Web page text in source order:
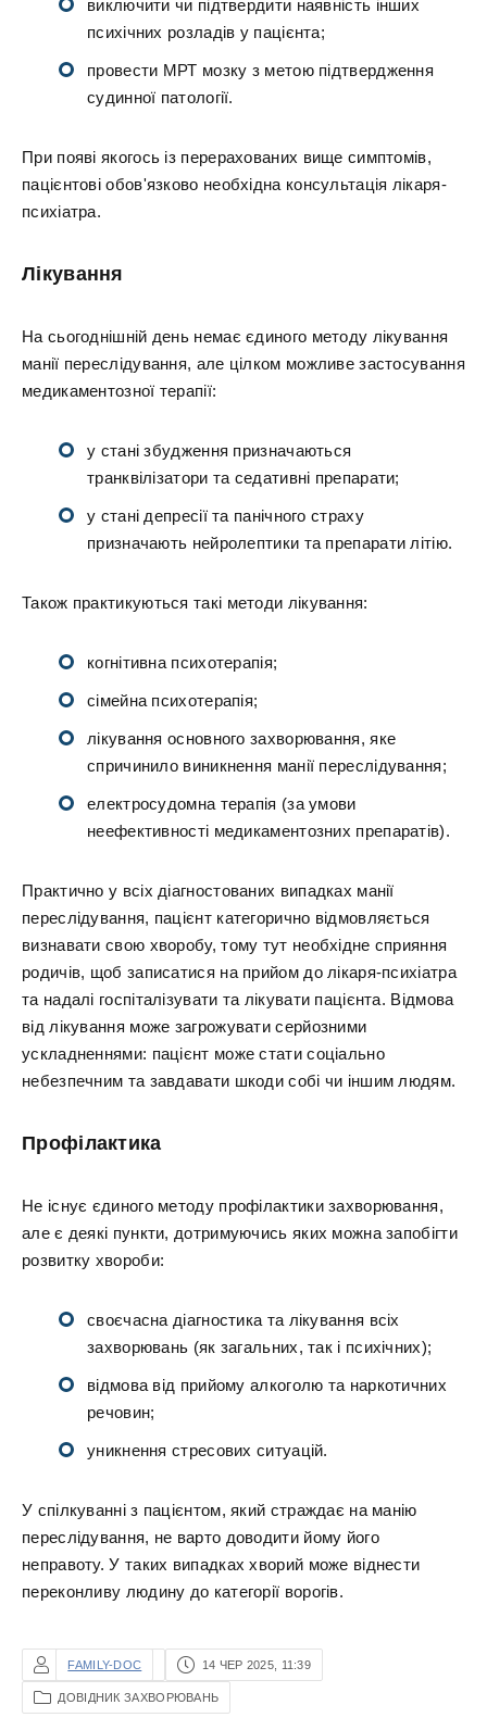
виключити чи підтвердити наявність інших
психічних розладів у пацієнта;
провести МРТ мозку з метою підтвердження
судинної патології.
При появі якогось із перерахованих вище симптомів,
пацієнтові обов'язково необхідна консультація лікаря-
психіатра.
Лікування
На сьогоднішній день немає єдиного методу лікування
манії переслідування, але цілком можливе застосування
медикаментозної терапії:
у стані збудження призначаються
транквілізатори та седативні препарати;
у стані депресії та панічного страху
призначають нейролептики та препарати літію.
Також практикуються такі методи лікування:
когнітивна психотерапія;
сімейна психотерапія;
лікування основного захворювання, яке
спричинило виникнення манії переслідування;
електросудомна терапія (за умови
неефективності медикаментозних препаратів).
Практично у всіх діагностованих випадках манії
переслідування, пацієнт категорично відмовляється
визнавати свою хворобу, тому тут необхідне сприяння
родичів, щоб записатися на прийом до лікаря-психіатра
та надалі госпіталізувати та лікувати пацієнта. Відмова
від лікування може загрожувати серйозними
ускладненнями: пацієнт може стати соціально
небезпечним та завдавати шкоди собі чи іншим людям.
Профілактика
Не існує єдиного методу профілактики захворювання,
але є деякі пункти, дотримуючись яких можна запобігти
розвитку хвороби:
своєчасна діагностика та лікування всіх
захворювань (як загальних, так і психічних);
відмова від прийому алкоголю та наркотичних
речовин;
уникнення стресових ситуацій.
У спілкуванні з пацієнтом, який страждає на манію
переслідування, не варто доводити йому його
неправоту. У таких випадках хворий може віднести
переконливу людину до категорії ворогів.
FAMILY-DOC 14 ЧЕР 2025, 11:39
ДОВІДНИК ЗАХВОРЮВАНЬ